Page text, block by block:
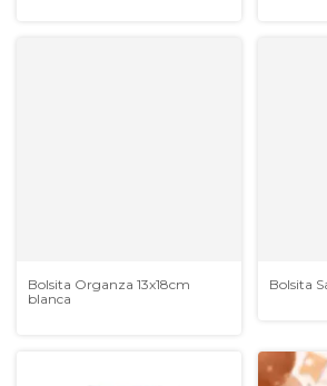
Bolsita Organza 13x18cm
blanca
Bolsita